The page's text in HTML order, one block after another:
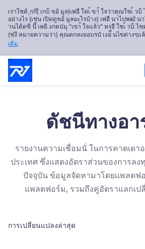
เราใชค้ ุกก้(ี เกบ็ ขอ้ มูล)เพ่อื ใหเ้ ขา้ ใจว่าคุณใชเ้ วบ็
อย่างไร (เช่น เปิดดูขอ้ มูลอะไรบ้าง) เพ่อื นาไปพฒั น
านได้ดขี นึ้ เพยี งกดป่มุ “เขา้ ใจแล้ว” หรอื ใชเ้ วบ็ ไซ
(ซ่งึ หมายความว่า) คุณตกลงยอบรบั เงอ่ื นไขต่างๆแ
เติม
แพลตฟอร์ม
การวิเคราะห์ตลาด
การศึกษา
ไทย
ดัชนีทางอ
รายงานความเชื่อมนั่ ในการคาดเดา
ประเทศ ซึ่งแสดงอัตราส่วนของการล
ปัจจุบัน ข้อมูลจัดหามาโดยแพลตฟ
แพลตฟอร์ม, รวมถึงคู่อัตราแลกเป
การเปลี่ยนแปลงล่าสุด